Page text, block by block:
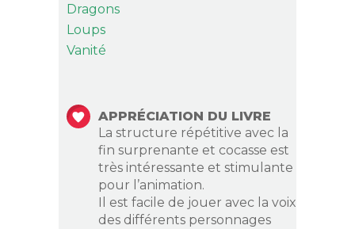
Dragons
Loups
Vanité
APPRÉCIATION DU LIVRE
La structure répétitive avec la
fin surprenante et cocasse est
très intéressante et stimulante
pour l’animation.
Il est facile de jouer avec la voix
des différents personnages